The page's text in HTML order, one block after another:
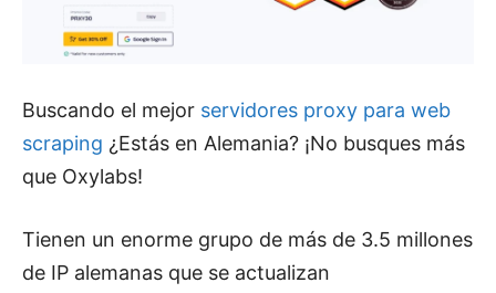
Buscando el mejor servidores proxy para web
scraping ¿Estás en Alemania? ¡No busques más
que Oxylabs!
Tienen un enorme grupo de más de 3.5 millones
de IP alemanas que se actualizan